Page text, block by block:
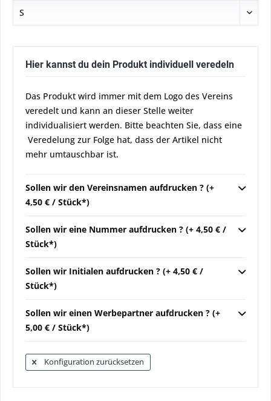
Hier kannst du dein Produkt individuell veredeln
Das Produkt wird immer mit dem Logo des Vereins
veredelt und kann an dieser Stelle weiter
individualisiert werden. Bitte beachten Sie, dass eine
Veredelung zur Folge hat, dass der Artikel nicht
mehr umtauschbar ist.
Sollen wir den Vereinsnamen aufdrucken ? (+
4,50 € / Stück*)
Sollen wir eine Nummer aufdrucken ? (+ 4,50 € /
Stück*)
Sollen wir Initialen aufdrucken ? (+ 4,50 € /
Stück*)
Sollen wir einen Werbepartner aufdrucken ? (+
5,00 € / Stück*)
Konfiguration zurücksetzen